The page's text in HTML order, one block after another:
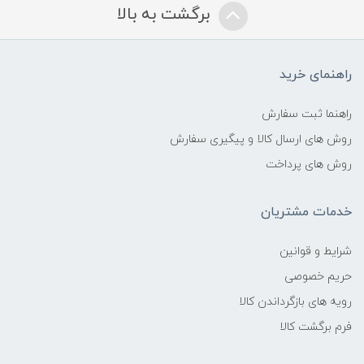
برگشت به بالا
راهنمای خرید
راهنما ثبت سفارش
روش های ارسال کالا و پیگیری سفارش
روش های پرداخت
خدمات مشتریان
شرایط و قوانین
حریم خصوصی
رویه های بازگرداندن کالا
فرم برگشت کالا